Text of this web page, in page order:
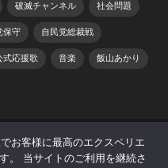
破滅チャンネル 社会問題
保守 自民党総裁戦
式応援歌 音楽 飯山あかり
Theme by
WPEnjoy
著作権・肖像権について
お客様に最高のエクスペリエ
。 当サイトのご利用を継続さ